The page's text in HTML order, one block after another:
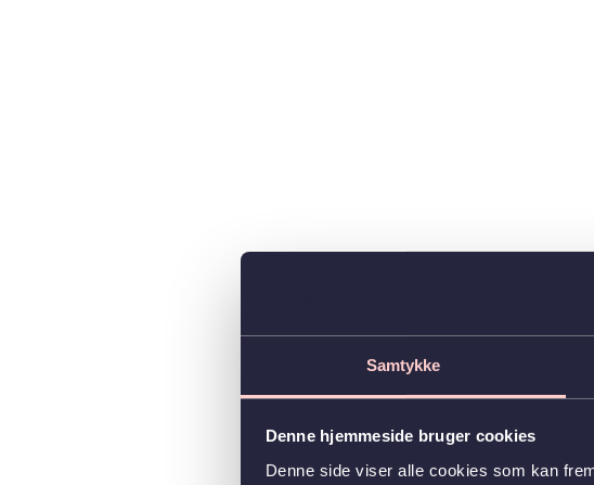
Samtykke
Denne hjemmeside bruger cookies
Denne side viser alle cookies som kan